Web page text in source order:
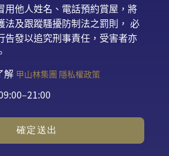
用他人姓名、電話預約賞屋，將
法及跟蹤騷擾防制法之罰則， 必
告發以追究刑事責任，受害者亦
解 甲山林集團 隱私權政策
確定送出